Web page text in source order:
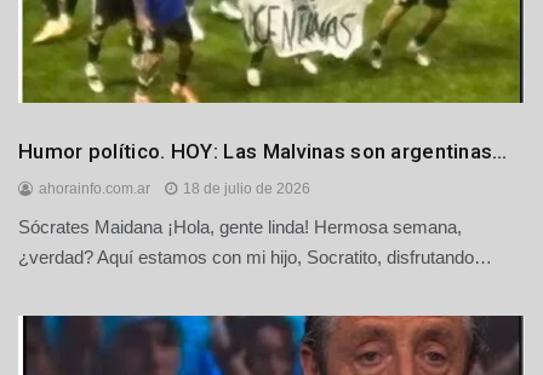
Humor
Humor político. HOY: Las Malvinas son argentinas…
ahorainfo.com.ar 18 de julio de 2026
Sócrates Maidana ¡Hola, gente linda! Hermosa semana,
¿verdad? Aquí estamos con mi hijo, Socratito, disfrutando…